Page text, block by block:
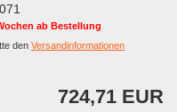
ab Bestellung
den Versandinformationen
724,71 EUR